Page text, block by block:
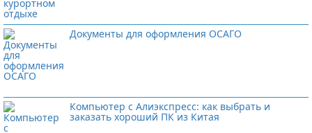
Документы для оформления ОСАГО
Компьютер с Алиэкспресс: как выбрать и
заказать хороший ПК из Китая